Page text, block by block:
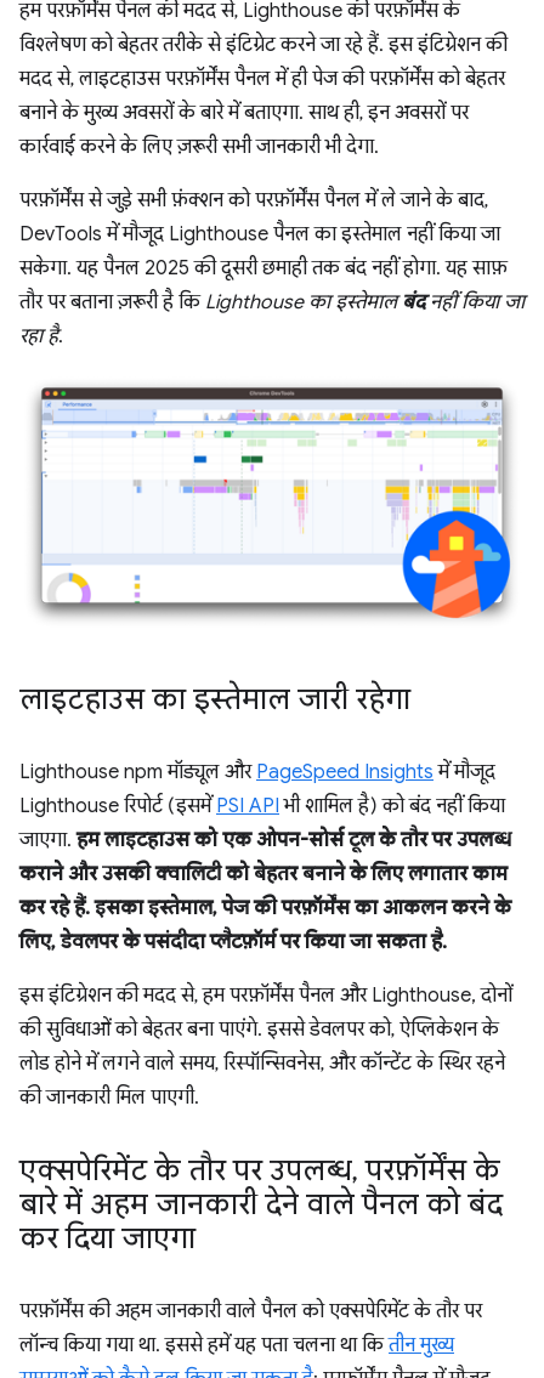
हम परफ़ॉर्मेंस पैनल की मदद से, Lighthouse की परफ़ॉर्मेंस के
विश्लेषण को बेहतर तरीके से इंटिग्रेट करने जा रहे हैं. इस इंटिग्रेशन की
मदद से, लाइटहाउस परफ़ॉर्मेंस पैनल में ही पेज की परफ़ॉर्मेंस को बेहतर
बनाने के मुख्य अवसरों के बारे में बताएगा. साथ ही, इन अवसरों पर
कार्रवाई करने के लिए ज़रूरी सभी जानकारी भी देगा.
परफ़ॉर्मेंस से जुड़े सभी फ़ंक्शन को परफ़ॉर्मेंस पैनल में ले जाने के बाद,
DevTools में मौजूद Lighthouse पैनल का इस्तेमाल नहीं किया जा
सकेगा. यह पैनल 2025 की दूसरी छमाही तक बंद नहीं होगा. यह साफ़
तौर पर बताना ज़रूरी है कि Lighthouse का इस्तेमालबंदनहीं किया जा
रहा है.
लाइटहाउस का इस्तेमाल जारी रहेगा
Lighthouse npm मॉड्यूल और PageSpeed Insights में मौजूद
Lighthouse रिपोर्ट (इसमें PSI API भी शामिल है) को बंद नहीं किया
जाएगा.हम लाइटहाउस को एक ओपन-सोर्स टूल के तौर पर उपलब्ध
कराने और उसकी क्वालिटी को बेहतर बनाने के लिए लगातार काम
कर रहे हैं. इसका इस्तेमाल, पेज की परफ़ॉर्मेंस का आकलन करने के
लिए, डेवलपर के पसंदीदा प्लैटफ़ॉर्म पर किया जा सकता है.
इस इंटिग्रेशन की मदद से, हम परफ़ॉर्मेंस पैनल और Lighthouse, दोनों
की सुविधाओं को बेहतर बना पाएंगे. इससे डेवलपर को, ऐप्लिकेशन के
लोड होने में लगने वाले समय, रिस्पॉन्सिवनेस, और कॉन्टेंट के स्थिर रहने
की जानकारी मिल पाएगी.
एक्सपेरिमेंट के तौर पर उपलब्ध, परफ़ॉर्मेंस के
बारे में अहम जानकारी देने वाले पैनल को बंद
कर दिया जाएगा
परफ़ॉर्मेंस की अहम जानकारी वाले पैनल को एक्सपेरिमेंट के तौर पर
लॉन्च किया गया था. इससे हमें यह पता चलना था कितीन मुख्य